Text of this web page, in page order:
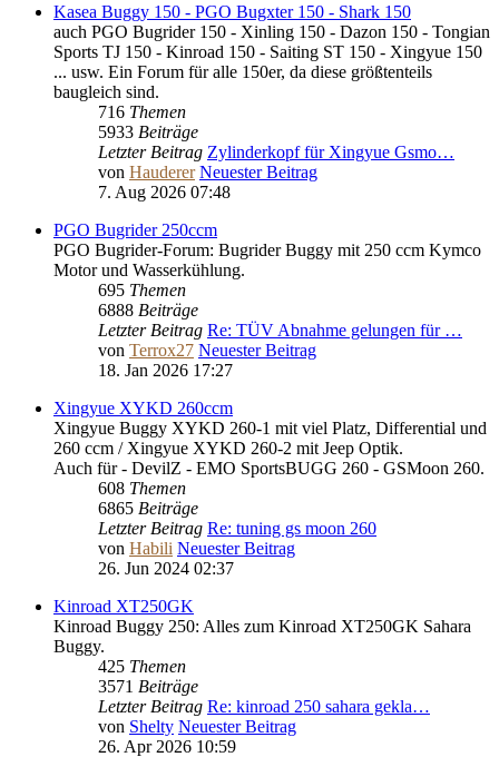
Kasea Buggy 150 - PGO Bugxter 150 - Shark 150
auch PGO Bugrider 150 - Xinling 150 - Dazon 150 - Tongian
Sports TJ 150 - Kinroad 150 - Saiting ST 150 - Xingyue 150
... usw. Ein Forum für alle 150er, da diese größtenteils
baugleich sind.
716 Themen
5933 Beiträge
Letzter Beitrag Zylinderkopf für Xingyue Gsmo…
von Hauderer Neuester Beitrag
7. Aug 2026 07:48
PGO Bugrider 250ccm
PGO Bugrider-Forum: Bugrider Buggy mit 250 ccm Kymco
Motor und Wasserkühlung.
695 Themen
6888 Beiträge
Letzter Beitrag Re: TÜV Abnahme gelungen für …
von Terrox27 Neuester Beitrag
18. Jan 2026 17:27
Xingyue XYKD 260ccm
Xingyue Buggy XYKD 260-1 mit viel Platz, Differential und
260 ccm / Xingyue XYKD 260-2 mit Jeep Optik.
Auch für - DevilZ - EMO SportsBUGG 260 - GSMoon 260.
608 Themen
6865 Beiträge
Letzter Beitrag Re: tuning gs moon 260
von Habili Neuester Beitrag
26. Jun 2024 02:37
Kinroad XT250GK
Kinroad Buggy 250: Alles zum Kinroad XT250GK Sahara
Buggy.
425 Themen
3571 Beiträge
Letzter Beitrag Re: kinroad 250 sahara gekla…
von Shelty Neuester Beitrag
26. Apr 2026 10:59